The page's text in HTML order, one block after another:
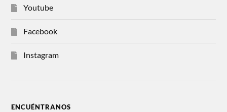
Youtube
Facebook
Instagram
ENCUÉNTRANOS